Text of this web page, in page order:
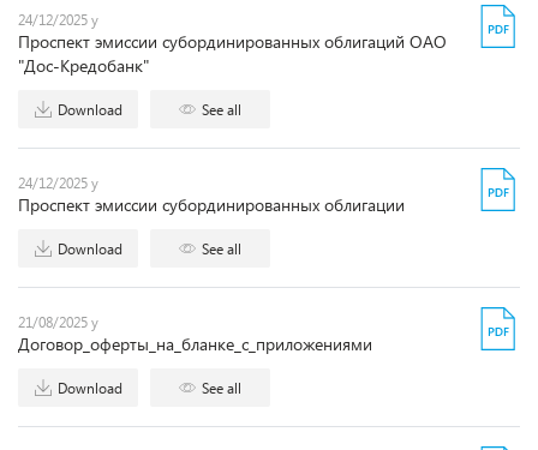
24/12/2025 y
Проспект эмиссии субординированных облигаций ОАО
"Дос-Кредобанк"
Download See all
24/12/2025 y
Проспект эмиссии субординированных облигации
Download See all
21/08/2025 y
Договор_оферты_на_бланке_с_приложениями
Download See all